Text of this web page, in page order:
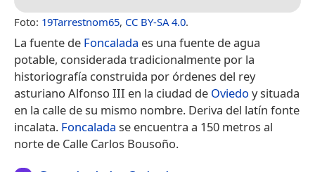
Foto: 19Tarrestnom65, CC BY-SA 4.0.
La fuente de Foncalada es una fuente de agua
potable, considerada tradicionalmente por la
historiografía construida por órdenes del rey
asturiano Alfonso III en la ciudad de Oviedo y situada
en la calle de su mismo nombre.​ Deriva del latín fonte
incalata. Foncalada se encuentra a 150 metros al
norte de Calle Carlos Bousoño.